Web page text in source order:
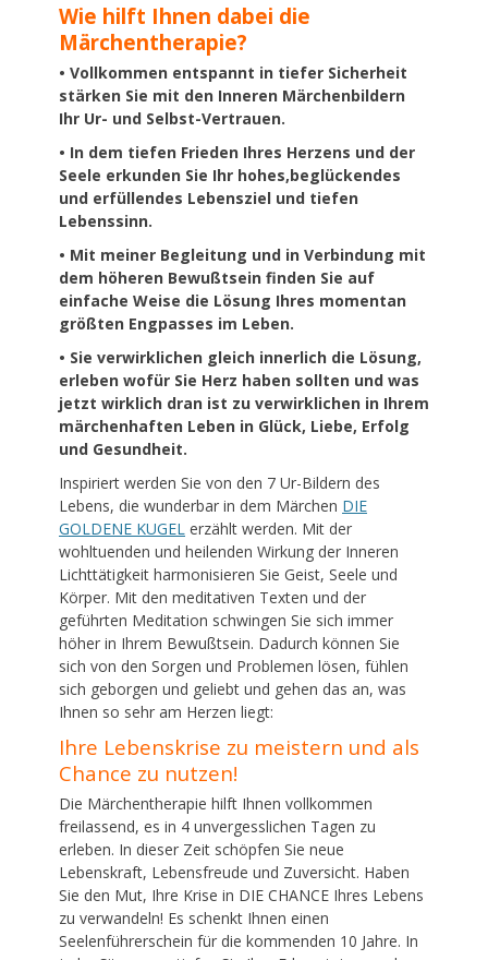
Wie hilft Ihnen dabei die
Märchentherapie?
• Vollkommen entspannt in tiefer Sicherheit
stärken Sie mit den Inneren Märchenbildern
Ihr Ur- und Selbst-Vertrauen.
• In dem tiefen Frieden Ihres Herzens und der
Seele erkunden Sie Ihr hohes,beglückendes
und erfüllendes Lebensziel und tiefen
Lebenssinn.
• Mit meiner Begleitung und in Verbindung mit
dem höheren Bewußtsein finden Sie auf
einfache Weise die Lösung Ihres momentan
größten Engpasses im Leben.
• Sie verwirklichen gleich innerlich die Lösung,
erleben wofür Sie Herz haben sollten und was
jetzt wirklich dran ist zu verwirklichen in Ihrem
märchenhaften Leben in Glück, Liebe, Erfolg
und Gesundheit.
Inspiriert werden Sie von den 7 Ur-Bildern des
Lebens, die wunderbar in dem Märchen DIE
GOLDENE KUGEL erzählt werden. Mit der
wohltuenden und heilenden Wirkung der Inneren
Lichttätigkeit harmonisieren Sie Geist, Seele und
Körper. Mit den meditativen Texten und der
geführten Meditation schwingen Sie sich immer
höher in Ihrem Bewußtsein. Dadurch können Sie
sich von den Sorgen und Problemen lösen, fühlen
sich geborgen und geliebt und gehen das an, was
Ihnen so sehr am Herzen liegt:
Ihre Lebenskrise zu meistern und als
Chance zu nutzen!
Die Märchentherapie hilft Ihnen vollkommen
freilassend, es in 4 unvergesslichen Tagen zu
erleben. In dieser Zeit schöpfen Sie neue
Lebenskraft, Lebensfreude und Zuversicht. Haben
Sie den Mut, Ihre Krise in DIE CHANCE Ihres Lebens
zu verwandeln! Es schenkt Ihnen einen
Seelenführerschein für die kommenden 10 Jahre. In